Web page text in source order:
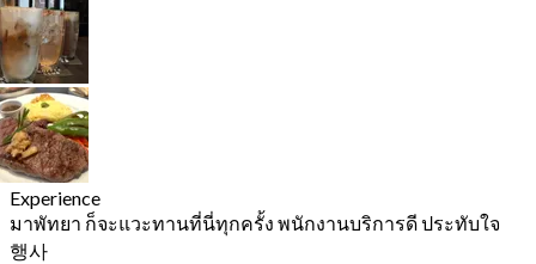
Experience
มาพัทยา ก็จะแวะทานที่นี่ทุกครั้ง พนักงานบริการดี ประทับใจ
행사